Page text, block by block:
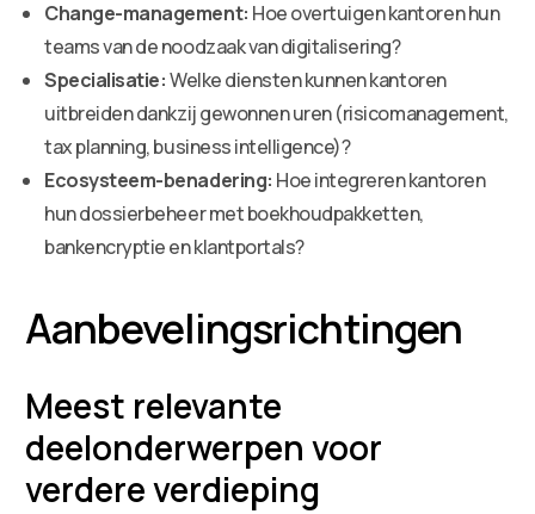
Change-management: Hoe overtuigen kantoren hun
teams van de noodzaak van digitalisering?
Specialisatie:Welke diensten kunnen kantoren
uitbreiden dankzij gewonnen uren (risicomanagement,
tax planning, business intelligence)?
Ecosysteem-benadering: Hoe integreren kantoren
hun dossierbeheer met boekhoudpakketten,
bankencryptie en klantportals?
Aanbevelingsrichtingen
Meest relevante
deelonderwerpen voor
verdere verdieping